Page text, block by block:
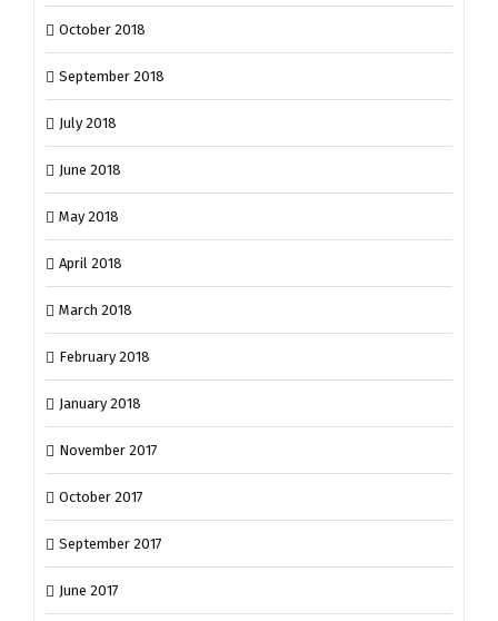
October 2018
September 2018
July 2018
June 2018
May 2018
April 2018
March 2018
February 2018
January 2018
November 2017
October 2017
September 2017
June 2017